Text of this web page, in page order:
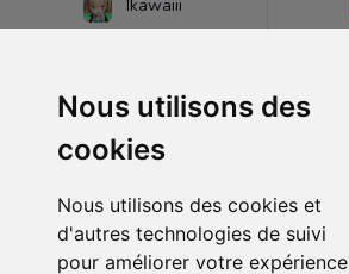
Nous utilisons des
cookies
Nous utilisons des cookies et
d'autres technologies de suivi
pour améliorer votre expérience
Ikawaiii